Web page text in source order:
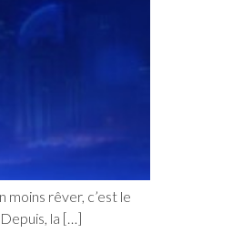
moins rêver, c’est le
la […]